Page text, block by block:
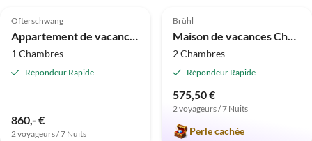
Ofterschwang
Appartement de vacances Wohlgemut
1 Chambres
Répondeur Rapide
860,- €
2 voyageurs / 7 Nuits
Brühl
Maison de vacances Château Brühl
2 Chambres
Répondeur Rapide
575,50 €
2 voyageurs / 7 Nuits
Perle cachée